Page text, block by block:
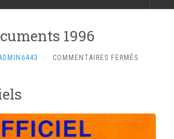
1996
· COMMENTAIRES FERMÉS